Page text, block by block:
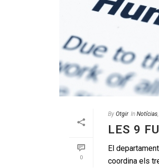
0
By Otgir In Notícias,
LES 9
El
coordina els